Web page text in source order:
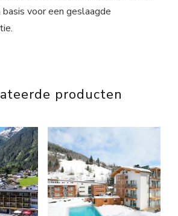
voor een geslaagde
producten